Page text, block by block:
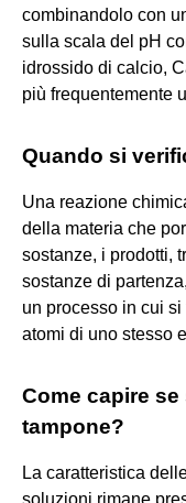
combinandolo con
sulla scala del pH
idrossido di calcio,
più frequentemente
Quando si
Una reazione
della materia che
sostanze, i prodotti,
sostanze di
un processo in cui
atomi di uno stesso
Come capire
tampone?
La caratteristica